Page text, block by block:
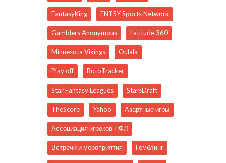
FantasyKing FNTSY Sports Network
Gamblers Anonymous Latitude 360
Minnesota Vikings Oulala
Play off RotoTracker
Star Fantasy Leagues StarsDraft
TheScore Yahoo Азартные игры
Ассоциация игроков НФЛ
Встречи и мероприятия Гемблинг